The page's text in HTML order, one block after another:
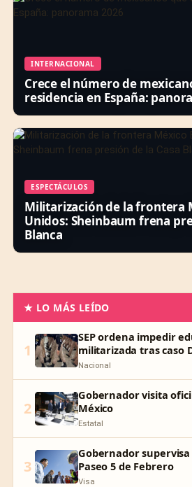
INTERNACIONAL
Crece el número de
residencia en España:
ESPECTÁCULOS
Militarización de la frontera
Unidos: Sheinbaum frena
Blanca
★ LO MÁS LEÍDO
1
SEP ordena impedir
militarizada tras caso
Nacional
2
Gobernador visita
México
Estatal
3
Gobernador
Paseo 5 de Febrero
Visa